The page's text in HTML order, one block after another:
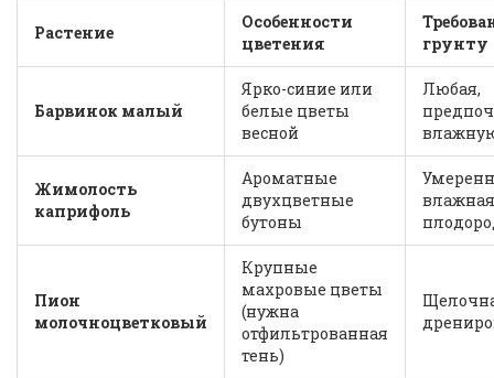
Растение
Особенности
цветения
грунту
Барвинок малый
Ярко-синие или
белые цветы
весной
Любая,
Жимолость
каприфоль
Ароматные
двухцветные
бутоны
Пион
молочноцветковый
Крупные
махровые цветы
(нужна
отфильтрованная
тень)